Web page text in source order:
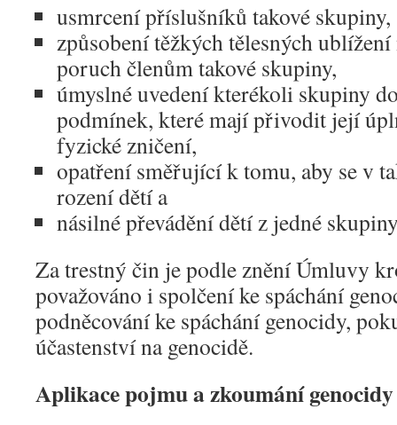
usmrcení příslušníků takové skupiny,
způsobení těžkých tělesných
poruch členům takové skupiny,
úmyslné uvedení kterékoli skupiny
podmínek, které mají přivodit její
fyzické zničení,
opatření směřující k tomu, aby se v
rození dětí a
násilné převádění dětí z jedné
Za trestný čin je podle znění Úmluvy
považováno i spolčení ke spáchání
podněcování ke spáchání genocidy,
účastenství na genocidě.
Aplikace pojmu a zkoumání genocidy